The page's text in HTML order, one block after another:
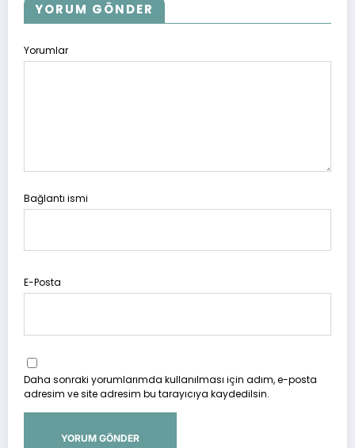
YORUM GÖNDER
Yorumlar
Bağlantı ismi
E-Posta
Daha sonraki yorumlarımda kullanılması için adım, e-posta
adresim ve site adresim bu tarayıcıya kaydedilsin.